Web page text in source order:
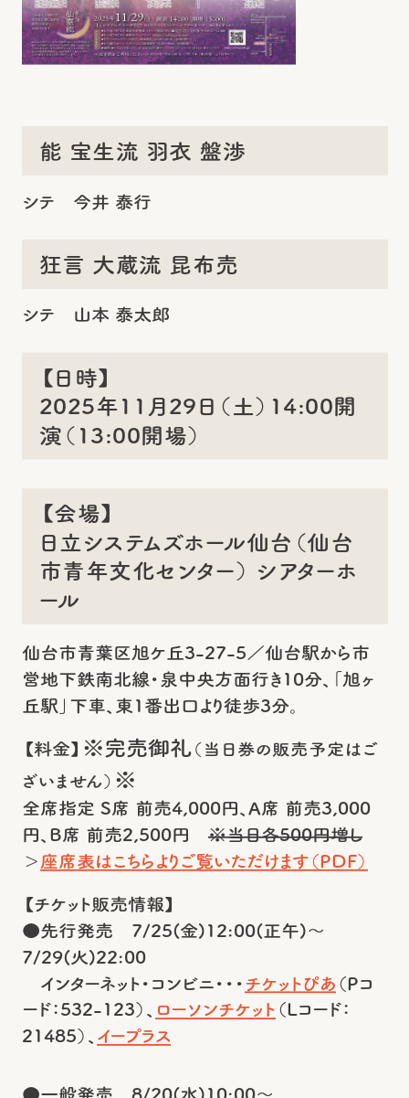
能 宝生流 羽衣 盤渉
シテ 今井 泰行
狂言 大蔵流 昆布売
シテ 山本 泰太郎
【日時】
2025年11月29日（土）14:00開
演​（13:00開場）
【会場】
日立システムズホール仙台（仙台
市青年文化センター） シアターホ
ール
仙台市青葉区旭ケ丘3-27-5／仙台駅から市
営地下鉄南北線・泉中央方面行き10分、「旭ヶ
丘駅」下車、東1番出口より徒歩3分。
【料金】 ※完売御礼（当日券の販売予定はご
ざいません） ※
全席指定 S席 前売4,000円、A席 前売3,000
円、B席 前売2,500円 ※当日各500円増し
＞ 座席表はこちらよりご覧いただけます（PDF）
【チケット販売情報】
●先行発売 7/25(金)12:00(正午)～
7/29(火)22:00
インターネット・コンビニ・・・ チケットぴあ （Pコ
ード：532-123）、
ローソンチケット （Lコード：
21485）、 イープラス
●一般発売 8/20(水)10:00～